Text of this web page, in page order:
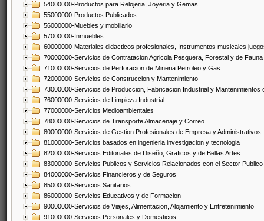
54000000-Productos para Relojeria, Joyeria y Gemas
55000000-Productos Publicados
56000000-Muebles y mobiliario
57000000-Inmuebles
60000000-Materiales didacticos profesionales, Instrumentos musicales
70000000-Servicios de Contratacion Agricola Pesquera, Forestal y de Fauna
71000000-Servicios de Perforacion de Mineria Petroleo y Gas
72000000-Servicios de Construccion y Mantenimiento
73000000-Servicios de Produccion, Fabricacion Industrial y Mantenimientos
76000000-Servicios de Limpieza Industrial
77000000-Servicios Medioambientales
78000000-Servicios de Transporte Almacenaje y Correo
80000000-Servicios de Gestion Profesionales de Empresa y Administrativos
81000000-Servicios basados en ingenieria investigacion y tecnologia
82000000-Servicios Editoriales de Diseño, Graficos y de Bellas Artes
83000000-Servicios Publicos y Servicios Relacionados con el Sector Publico
84000000-Servicios Financieros y de Seguros
85000000-Servicios Sanitarios
86000000-Servicios Educativos y de Formacion
90000000-Servicios de Viajes, Alimentacion, Alojamiento y Entretenimiento
91000000-Servicios Personales y Domesticos